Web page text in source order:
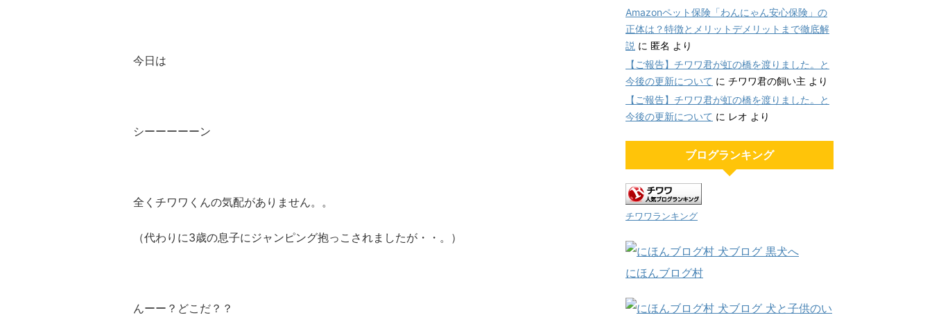
今日は
シーーーーーン
全くチワワくんの気配がありません。。
（代わりに3歳の息子にジャンピング抱っこされましたが・・。）
んーー？どこだ？？
Amazonペット保険「わんにゃん安心保険」の
正体は？特徴とメリットデメリットまで徹底解
説 に 匿名 より
【ご報告】チワワ君が虹の橋を渡りました。と
今後の更新について に チワワ君の飼い主 より
【ご報告】チワワ君が虹の橋を渡りました。と
今後の更新について に レオ より
ブログランキング
チワワランキング
にほんブログ村